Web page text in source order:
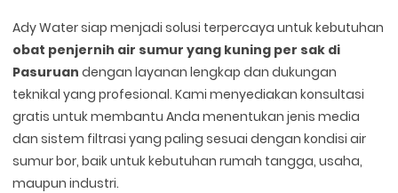
Ady Water siap menjadi solusi terpercaya untuk kebutuhan
obat penjernih air sumur yang kuning per sak di
Pasuruan dengan layanan lengkap dan dukungan
teknikal yang profesional. Kami menyediakan konsultasi
gratis untuk membantu Anda menentukan jenis media
dan sistem filtrasi yang paling sesuai dengan kondisi air
sumur bor, baik untuk kebutuhan rumah tangga, usaha,
maupun industri.